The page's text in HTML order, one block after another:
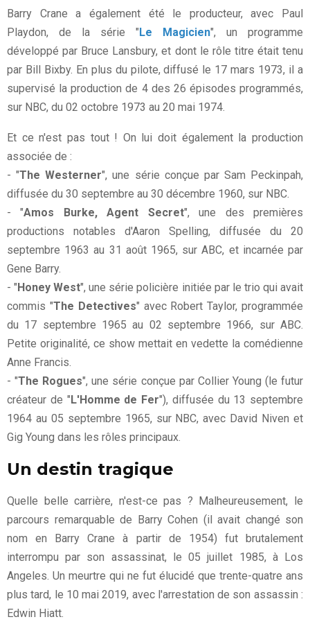
Barry Crane a également été le producteur, avec Paul
Playdon, de la série "Le Magicien", un programme
développé par Bruce Lansbury, et dont le rôle titre était tenu
par Bill Bixby. En plus du pilote, diffusé le 17 mars 1973, il a
supervisé la production de 4 des 26 épisodes programmés,
sur NBC, du 02 octobre 1973 au 20 mai 1974.
Et ce n'est pas tout ! On lui doit également la production
associée de :
- "The Westerner", une série conçue par Sam Peckinpah,
diffusée du 30 septembre au 30 décembre 1960, sur NBC.
- "Amos Burke, Agent Secret", une des premières
productions notables d'Aaron Spelling, diffusée du 20
septembre 1963 au 31 août 1965, sur ABC, et incarnée par
Gene Barry.
- "Honey West", une série policière initiée par le trio qui avait
commis "The Detectives" avec Robert Taylor, programmée
du 17 septembre 1965 au 02 septembre 1966, sur ABC.
Petite originalité, ce show mettait en vedette la comédienne
Anne Francis.
- "The Rogues", une série conçue par Collier Young (le futur
créateur de "L'Homme de Fer"), diffusée du 13 septembre
1964 au 05 septembre 1965, sur NBC, avec David Niven et
Gig Young dans les rôles principaux.
Un destin tragique
Quelle belle carrière, n'est-ce pas ? Malheureusement, le
parcours remarquable de Barry Cohen (il avait changé son
nom en Barry Crane à partir de 1954) fut brutalement
interrompu par son assassinat, le 05 juillet 1985, à Los
Angeles. Un meurtre qui ne fut élucidé que trente-quatre ans
plus tard, le 10 mai 2019, avec l'arrestation de son assassin :
Edwin Hiatt.